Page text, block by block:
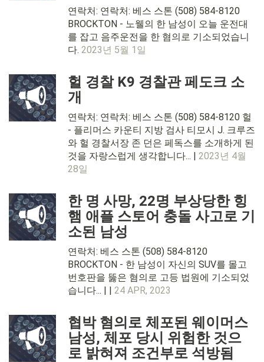
연락처: 연락처: 베스 스톤 (508) 584-8120
BROCKTON - 노웰의 한 남성이 오늘 운전대
를 잡고 음주운전을 한 혐의로 기소되었습니
다. 2023년 5월 1일
헐 경찰 K9 경찰관 페도크 소
개
연락처: 연락처: 베스 스톤 (508) 584-8120 헐
- 플리머스 카운티 지방 검사 티모시 J. 크루즈
와 헐 경찰서장 존 던은 페독스를 소개하게 된
것을 자랑스럽게 생각합니다... | 2023년 4월
28일
한 명 사망, 22명 부상당한 힝
햄 애플 스토어 충돌 사고로 기
소된 남성
연락처: 베스 스톤 (508) 584-8120
BROCKTON - 한 남성이 자신의 SUV를 몰고
번호판을 뚫은 혐의로 고등 법원에 기소되었
습니다... | | 24 APR, 2023
협박 혐의로 체포된 웨이머스
남성, 체포 당시 위험한 것으
로 밝혀져 조건부로 석방됨